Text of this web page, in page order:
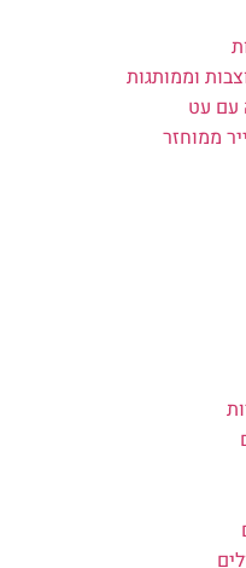
וממותגות
עט
ממוחזר